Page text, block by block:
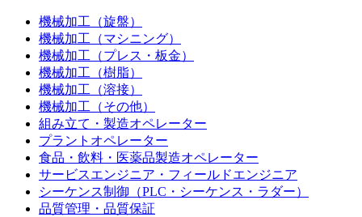
機械加工（旋盤）
機械加工（マシニング）
機械加工（プレス・板金）
機械加工（樹脂）
機械加工（溶接）
機械加工（その他）
組み立て・製造オペレーター
プラントオペレーター
食品・飲料・医薬品製造オペレーター
サービスエンジニア・フィールドエンジニア
シーケンス制御（PLC・シーケンス・ラダー）
品質管理・品質保証